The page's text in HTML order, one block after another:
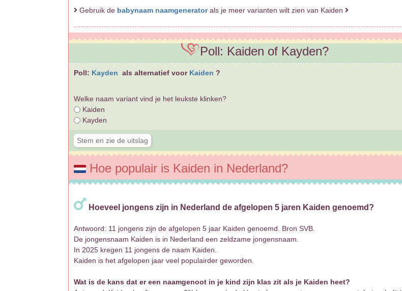
Gebruik de babynaam naamgeneratorals je meer varianten wilt zien van Kaiden
Poll: Kaiden of Kayden?
Poll: Kayden als alternatief voor Kaiden ?
Welke naam variant vind je het leukste klinken?
Kaiden
Kayden
Hoe populair is Kaiden in Nederland?
Hoeveel jongens zijn in Nederland de afgelopen 5 jaren Kaiden genoemd?
Antwoord: 11 jongens zijn de afgelopen 5 jaar Kaiden genoemd. Bron SVB.
De jongensnaam Kaiden is in Nederland een zeldzame jongensnaam.
In 2025 kregen 11 jongens de naam Kaiden.
Kaiden is het afgelopen jaar veel populairder geworden.
Wat is de kans dat er een naamgenoot in je kind zijn klas zit als je Kaiden heet?